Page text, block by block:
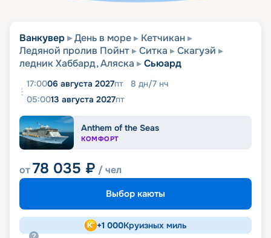
Ванкувер День в море
Кетчикан
Ледяной пролив Пойнт
Ситка
Скагуэй
ледник Хаббард, Аляска
Сьюард
17:0006 августа 2027пт 8 дн/7 нч
05:0013 августа 2027пт
Anthem of the Seas
КОМФОРТ
от78 035 ₽ / чел
Выбор каюты
+1 000Круизных миль